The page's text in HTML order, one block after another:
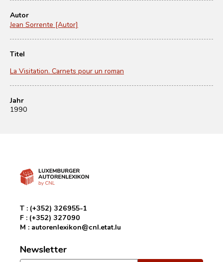
Autor
Jean Sorrente [Autor]
Titel
La Visitation. Carnets pour un roman
Jahr
1990
T : (+352) 326955-1
F : (+352) 327090
M : autorenlexikon@cnl.etat.lu
Newsletter